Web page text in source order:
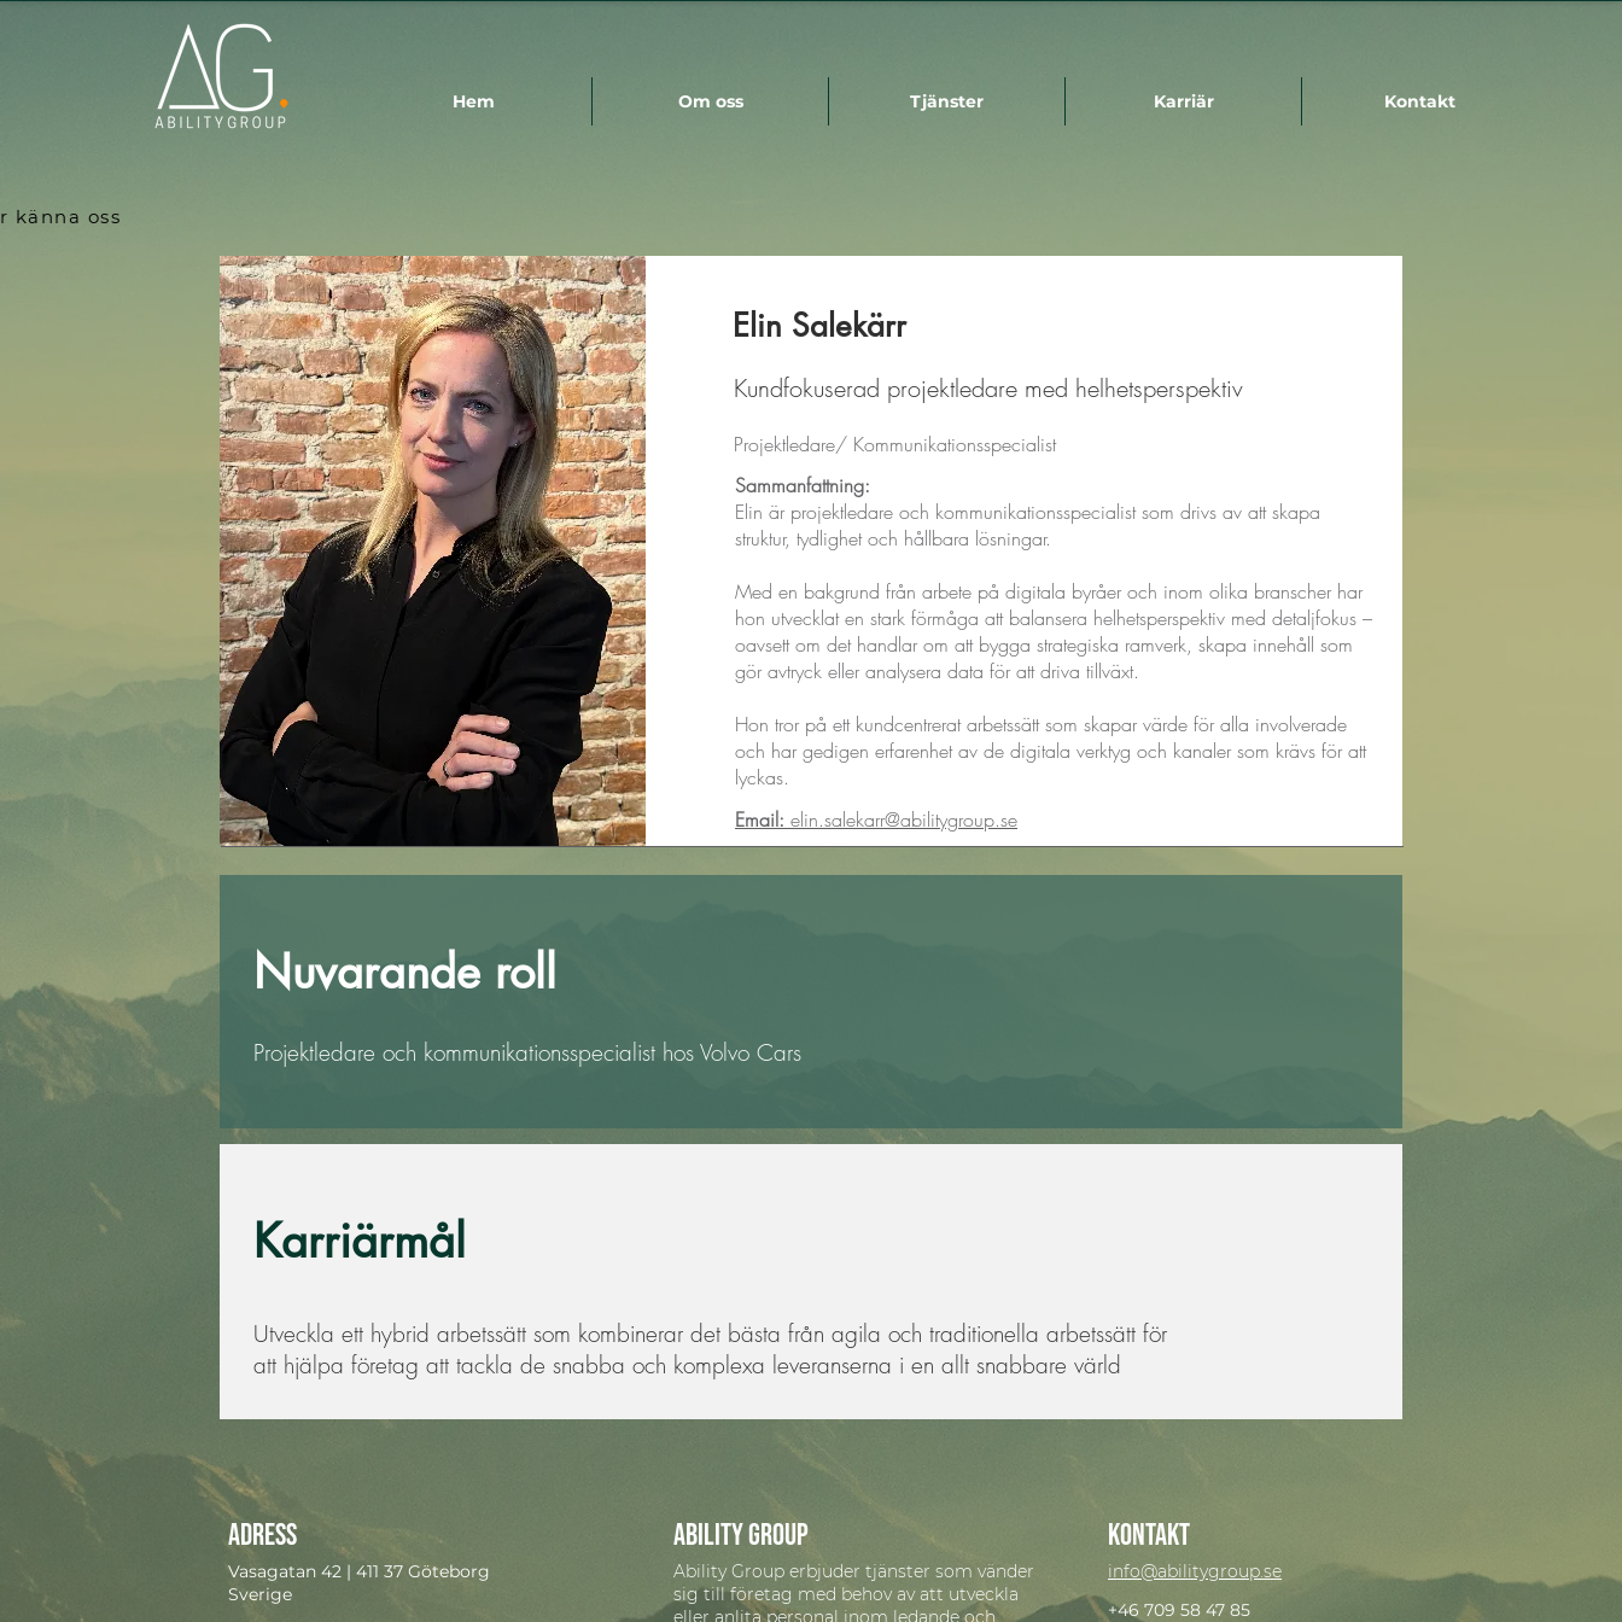
Hem Om oss Tjänster Karriär Kontakt
känna oss
Kundfokuserad projektledare med helhetsperspektiv
Projektledare/ Kommunikationsspecialist
Sammanfattning:
Elin är projektledare och kommunikationsspecialist som drivs av att skapa
struktur, tydlighet och hållbara lösningar.
Med en bakgrund från arbete på digitala byråer och inom olika branscher har
hon utvecklat en stark förmåga att balansera helhetsperspektiv med detaljfokus –
oavsett om det handlar om att bygga strategiska ramverk, skapa innehåll som
gör avtryck eller analysera data för att driva tillväxt.
Hon tror på ett kundcentrerat arbetssätt som skapar värde för alla involverade
och har gedigen erfarenhet av de digitala verktyg och kanaler som krävs för att
lyckas.
Email: elin.salekarr@abilitygroup.se
Elin Salekärr
Nuvarande roll
Projektledare och kommunikationsspecialist hos Volvo Cars
Karriärmål
Utveckla ett hybrid arbetssätt som kombinerar det bästa från agila och traditionella arbetssätt för
att hjälpa företag att tackla de snabba och komplexa leveranserna i en allt snabbare värld
Adress
Vasagatan 42 | 411 37 Göteborg
Sverige
Ability group
Ability Group erbjuder tjänster som vänder
sig till företag med behov av att utveckla
eller anlita personal inom ledande och
Kontakt
info@abilitygroup.se
+46 709 58 47 85